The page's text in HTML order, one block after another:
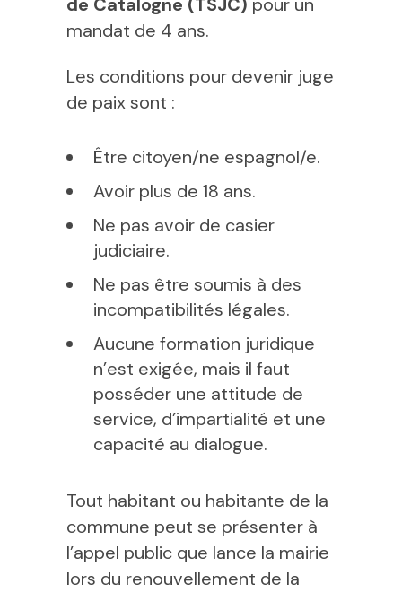
mandat de 4 ans.
Les conditions pour devenir juge
de paix sont :
Être citoyen/ne espagnol/e.
Avoir plus de 18 ans.
Ne pas avoir de casier
judiciaire.
Ne pas être soumis à des
incompatibilités légales.
Aucune formation juridique
n’est exigée, mais il faut
posséder une attitude de
service, d’impartialité et une
capacité au dialogue.
Tout habitant ou habitante de la
commune peut se présenter à
l’appel public que lance la mairie
lors du renouvellement de la